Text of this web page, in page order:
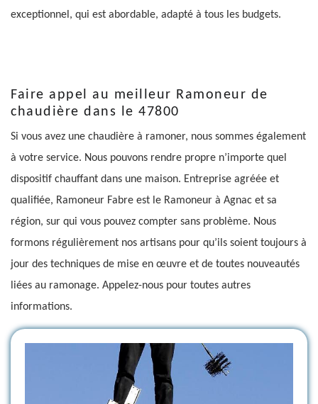
exceptionnel, qui est abordable, adapté à tous les budgets.
Faire appel au meilleur Ramoneur de
chaudière dans le 47800
Si vous avez une chaudière à ramoner, nous sommes également
à votre service. Nous pouvons rendre propre n’importe quel
dispositif chauffant dans une maison. Entreprise agréée et
qualifiée, Ramoneur Fabre est le Ramoneur à Agnac et sa
région, sur qui vous pouvez compter sans problème. Nous
formons régulièrement nos artisans pour qu’ils soient toujours à
jour des techniques de mise en œuvre et de toutes nouveautés
liées au ramonage. Appelez-nous pour toutes autres
informations.